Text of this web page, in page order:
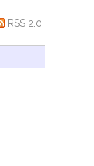
RSS 2.0